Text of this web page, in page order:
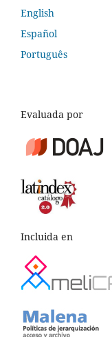
English
Español
Português
Evaluada por
Incluida en